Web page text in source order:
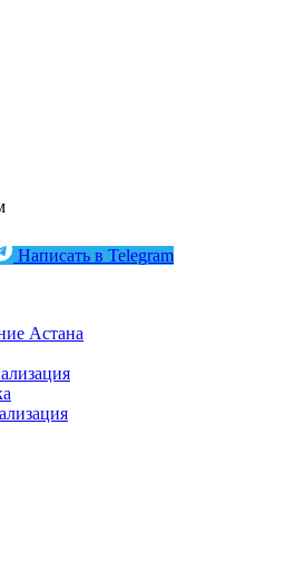
Написать в Telegram
Астана